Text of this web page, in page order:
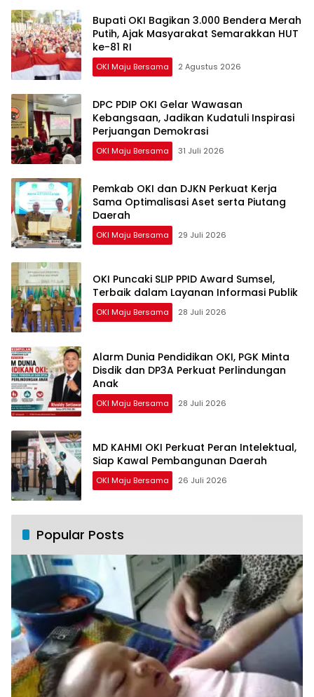
Bupati OKI Bagikan 3.000 Bendera Merah
Putih, Ajak Masyarakat Semarakkan HUT
ke-81 RI
OKI Maju Bersama 2 Agustus 2026
DPC PDIP OKI Gelar Wawasan
Kebangsaan, Jadikan Kudatuli Inspirasi
Perjuangan Demokrasi
OKI Maju Bersama 31 Juli 2026
Pemkab OKI dan DJKN Perkuat Kerja
Sama Optimalisasi Aset serta Piutang
Daerah
OKI Maju Bersama 29 Juli 2026
OKI Puncaki SLIP PPID Award Sumsel,
Terbaik dalam Layanan Informasi Publik
OKI Maju Bersama 28 Juli 2026
Alarm Dunia Pendidikan OKI, PGK Minta
Disdik dan DP3A Perkuat Perlindungan
Anak
OKI Maju Bersama 28 Juli 2026
MD KAHMI OKI Perkuat Peran Intelektual,
Siap Kawal Pembangunan Daerah
OKI Maju Bersama 26 Juli 2026
Popular Posts